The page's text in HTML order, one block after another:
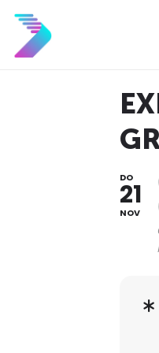
DO
21
NOV